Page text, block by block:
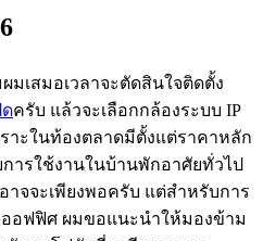
เสมอเวลาจะตัดสินใจติดตั้ง
ดครับ แล้วจะเลือกกล้องระบบ IP
าะในท้องตลาดมีตั้งแต่ราคาหลัก
ารใช้งานในบ้านพักอาศัยทั่วไป
าจจะเพียงพอครับ แต่สำหรับการ
ออฟฟิศ ผมขอแนะนำให้มองข้าม